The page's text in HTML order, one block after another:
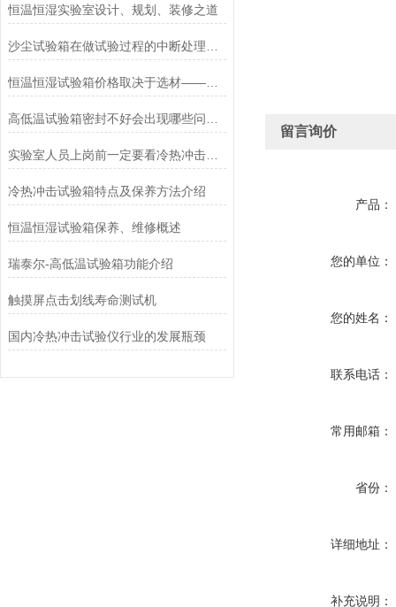
恒温恒湿实验室设计、规划、装修之道
恒温恒湿试验箱价格取决于选材——陶瓷加热器与电热管比较的优缺点
实验室人员上岗前一定要看冷热冲击试验箱作业指导书
冷热冲击试验箱特点及保养方法介绍
恒温恒湿试验箱保养、维修概述
瑞泰尔-高低温试验箱功能介绍
触摸屏点击划线寿命测试机
国内冷热冲击试验仪行业的发展瓶颈
留言询价
产品：
您的单位：
您的姓名：
联系电话：
常用邮箱：
省份：
详细地址：
补充说明：